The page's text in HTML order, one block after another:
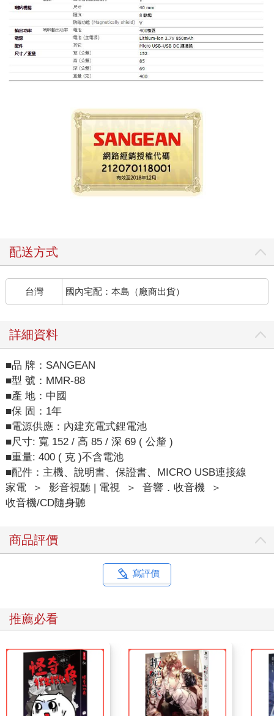
配送方式
台灣 國內宅配：本島（廠商出貨）
詳細資料
■品 牌：SANGEAN
■型 號：MMR-88
■產 地：中國
■保 固：1年
■電源供應：內建充電式鋰電池
■尺寸: 寬 152 / 高 85 / 深 69 ( 公釐 )
■重量: 400 ( 克 )不含電池
■配件：主機、說明書、保證書、MICRO USB連接線
家電
＞ 影音視聽 | 電視 ＞ 音響．收音機
＞
收音機/CD隨身聽
商品評價
寫評價
推薦必看